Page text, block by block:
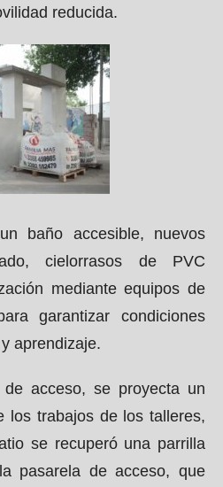
reducida.
baño accesible, nuevos
cielorrasos de PVC
mediante equipos de
garantizar condiciones
aprendizaje.
acceso, se proyecta un
los trabajos de los talleres,
se recuperó una parrilla
pasarela de acceso, que